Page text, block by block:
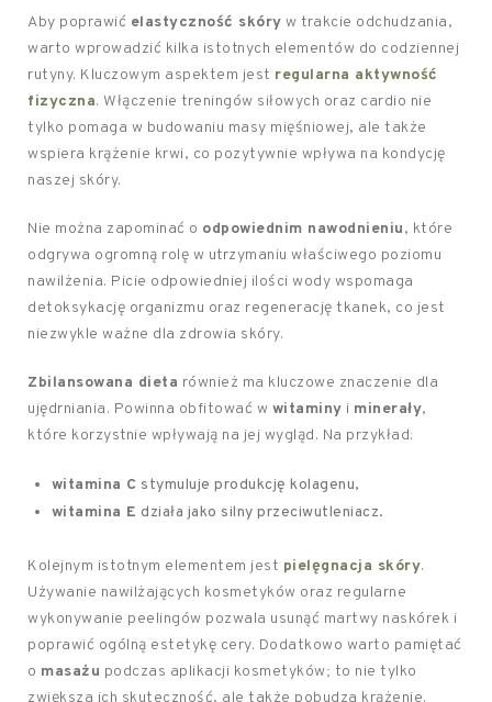
Aby poprawić elastyczność skóry w trakcie odchudzania,
warto wprowadzić kilka istotnych elementów do codziennej
rutyny. Kluczowym aspektem jest regularna aktywność
fizyczna. Włączenie treningów siłowych oraz cardio nie
tylko pomaga w budowaniu masy mięśniowej, ale także
wspiera krążenie krwi, co pozytywnie wpływa na kondycję
naszej skóry.
Nie można zapominać o odpowiednim nawodnieniu, które
odgrywa ogromną rolę w utrzymaniu właściwego poziomu
nawilżenia. Picie odpowiedniej ilości wody wspomaga
detoksykację organizmu oraz regenerację tkanek, co jest
niezwykle ważne dla zdrowia skóry.
Zbilansowana dieta również ma kluczowe znaczenie dla
ujędrniania. Powinna obfitować w witaminy i minerały,
które korzystnie wpływają na jej wygląd. Na przykład:
witamina C stymuluje produkcję kolagenu,
witamina E działa jako silny przeciwutleniacz.
Kolejnym istotnym elementem jest pielęgnacja skóry.
Używanie nawilżających kosmetyków oraz regularne
wykonywanie peelingów pozwala usunąć martwy naskórek i
poprawić ogólną estetykę cery. Dodatkowo warto pamiętać
o masażu podczas aplikacji kosmetyków; to nie tylko
zwiększa ich skuteczność, ale także pobudza krążenie.